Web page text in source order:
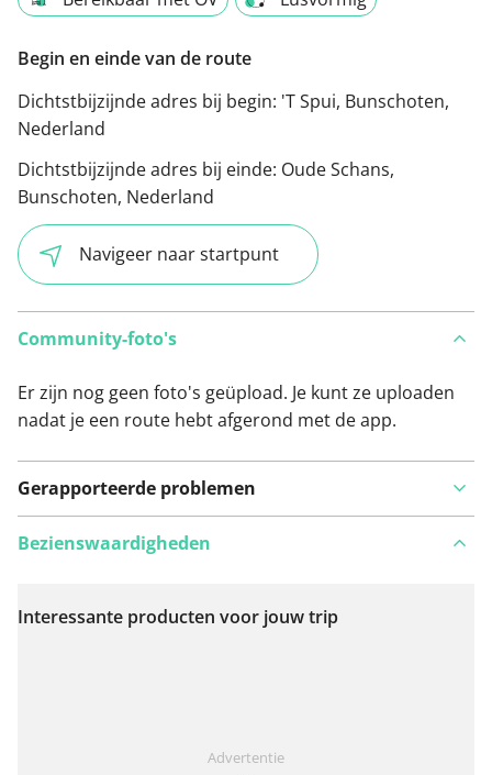
Begin en einde van de route
Dichtstbijzijnde adres bij begin: 'T Spui, Bunschoten,
Nederland
Dichtstbijzijnde adres bij einde: Oude Schans,
Bunschoten, Nederland
Navigeer naar startpunt
Community-foto's
Er zijn nog geen foto's geüpload. Je kunt ze uploaden
nadat je een route hebt afgerond met de app.
Gerapporteerde problemen
Bekijk op kaart
Bezienswaardigheden
Interessante producten voor jouw trip
Advertentie